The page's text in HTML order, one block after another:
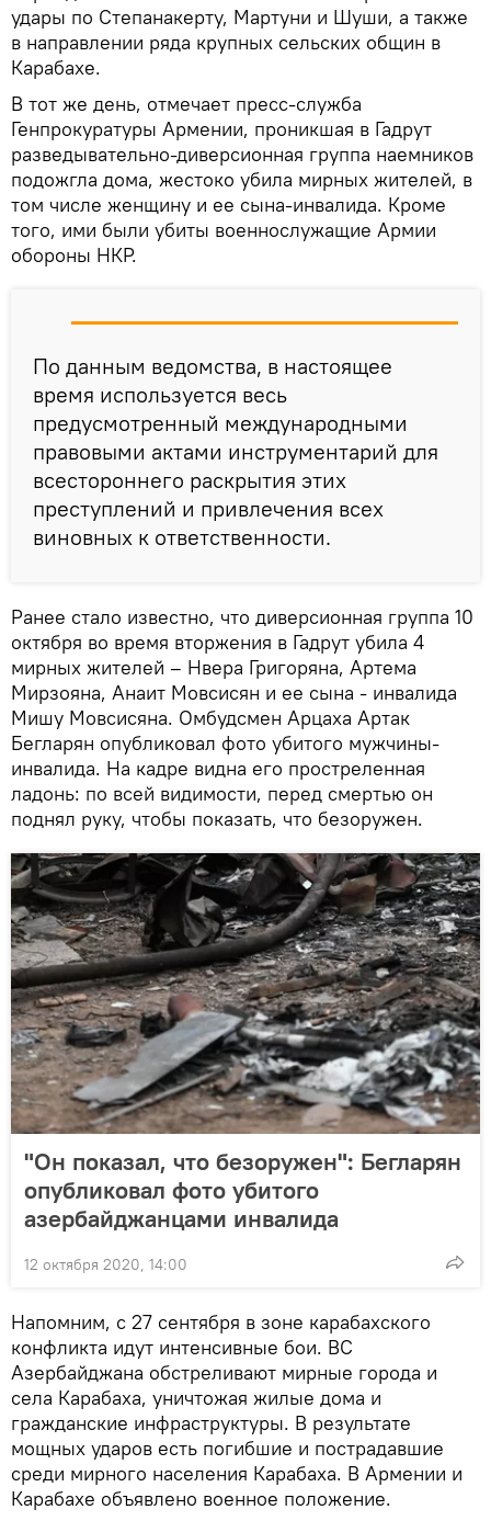
удары по Степанакерту, Мартуни и Шуши, а также
в направлении ряда крупных сельских общин в
Карабахе.
В тот же день, отмечает пресс-служба
Генпрокуратуры Армении, проникшая в Гадрут
разведывательно-диверсионная группа наемников
подожгла дома, жестоко убила мирных жителей, в
том числе женщину и ее сына-инвалида. Кроме
того, ими были убиты военнослужащие Армии
обороны НКР.
По данным ведомства, в настоящее
время используется весь
предусмотренный международными
правовыми актами инструментарий для
всестороннего раскрытия этих
преступлений и привлечения всех
виновных к ответственности.
Ранее стало известно, что диверсионная группа 10
октября во время вторжения в Гадрут убила 4
мирных жителей – Нвера Григоряна, Артема
Мирзояна, Анаит Мовсисян и ее сына - инвалида
Мишу Мовсисяна. Омбудсмен Арцаха Артак
Бегларян опубликовал фото убитого мужчины-
инвалида. На кадре видна его простреленная
ладонь: по всей видимости, перед смертью он
поднял руку, чтобы показать, что безоружен.
"Он показал, что безоружен": Бегларян
опубликовал фото убитого
азербайджанцами инвалида
12 октября 2020, 14:00
Напомним, с 27 сентября в зоне карабахского
конфликта идут интенсивные бои. ВС
Азербайджана обстреливают мирные города и
села Карабаха, уничтожая жилые дома и
гражданские инфраструктуры. В результате
мощных ударов есть погибшие и пострадавшие
среди мирного населения Карабаха. В Армении и
Карабахе объявлено военное положение.